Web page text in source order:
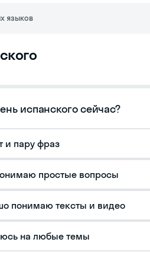
без которых
языков
испанского сейчас?
и пару фраз
простые вопросы
понимаю тексты и видео
на любые темы